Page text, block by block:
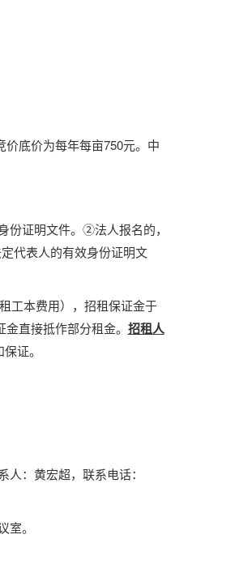
价底价为每年每亩750元。中
份证明文件。②法人报名的，
代表人的有效身份证明文
工本费用），招租保证金于
直接抵作部分租金。 招租人
证。
：黄宏超，联系电话：
。